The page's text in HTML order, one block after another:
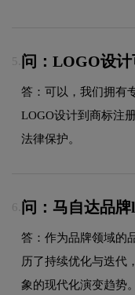
5. 问：LOGO设计
答：可以，我们拥有
LOGO设计到商标注
法律保护。
6. 问：马自达品牌
答：作为品牌领域的
历了持续优化与迭代
象的现代化演变趋势